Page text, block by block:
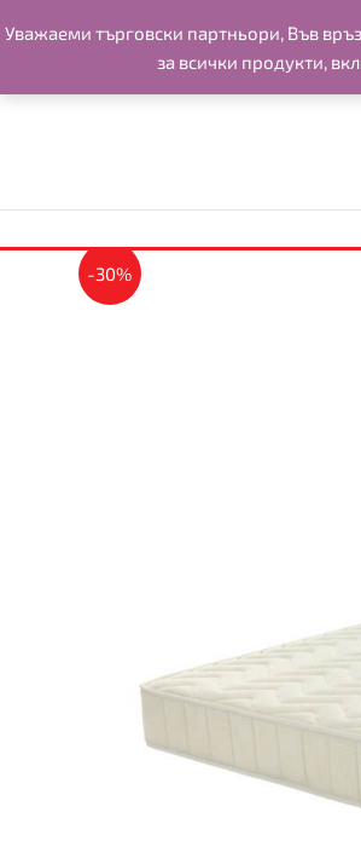
Уважаеми търговски партньори, Във
за всички продукти,
to
-30%